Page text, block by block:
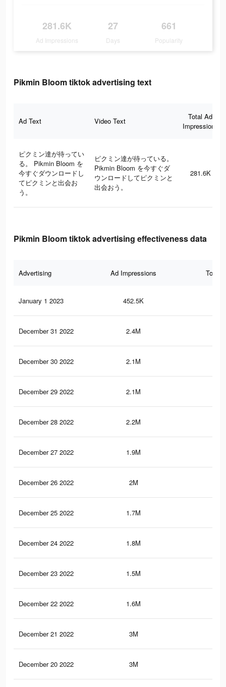
281.6K
Ad Impressions
27
Days
661
Popularity
Pikmin Bloom tiktok advertising text
Ad Text Video Text
Total Ad
Impressions
ピクミン達が待ってい
る。 Pikmin Bloom を
今すぐダウンロードし
てピクミンと出会お
う。
ピクミン達が待っている。
Pikmin Bloom を今すぐダ
ウンロードしてピクミンと
出会おう。
281.6K
Pikmin Bloom tiktok advertising effectiveness data
Advertising Ad Impressions Total
January 1 2023 452.5K
December 31 2022 2.4M
December 30 2022 2.1M
December 29 2022 2.1M
December 28 2022 2.2M
December 27 2022 1.9M
December 26 2022 2M
December 25 2022 1.7M
December 24 2022 1.8M
December 23 2022 1.5M
December 22 2022 1.6M
December 21 2022 3M
December 20 2022 3M